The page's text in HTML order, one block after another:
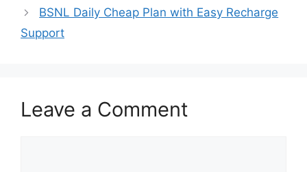
BSNL Daily Cheap Plan with Easy Recharge
Support
Leave a Comment